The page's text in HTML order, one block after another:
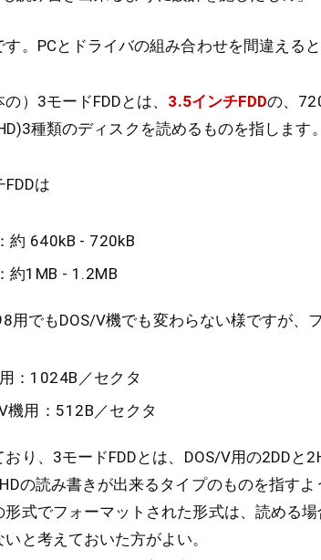
。PCとドライバの組み合わせを間違えると
）3モードFDDとは、 3.5インチFDDの、
種類のディスクを読めるものを指します。
は
約 640kB - 720kB
約1MB - 1.2MB
用でもDOS/V機でも変わらない様ですが、
：1024B／セクタ
機用：512B／セクタ
おり、3モードFDDとは、DOS/V用の2DDと
の読み書きが出来るタイプのものを指すよ
形式でフォーマットされた形式は、読める
と考えておいた方がよい。